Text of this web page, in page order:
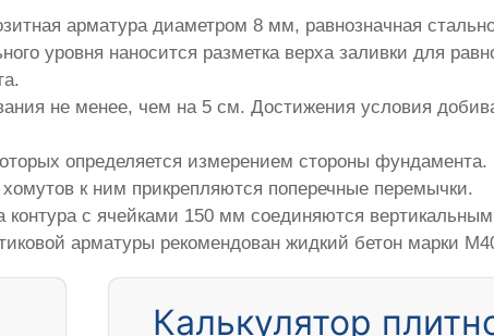
арматура диаметром 8 мм, равнозначная
уровня наносится разметка верха заливки для
не менее, чем на 5 см. Достижения условия
определяется измерением стороны фундамента.
к ним прикрепляются поперечные перемычки.
контура с ячейками 150 мм соединяются
арматуры рекомендован жидкий бетон марки
Калькулятор